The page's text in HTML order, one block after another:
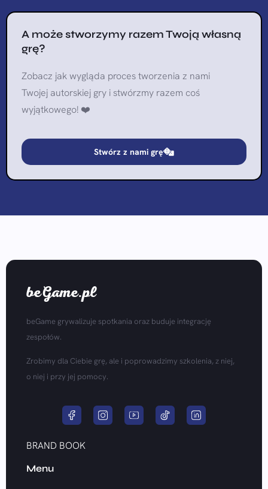
A może stworzymy razem Twoją własną
grę?
Zobacz jak wygląda proces tworzenia z nami
Twojej autorskiej gry i stwórzmy razem coś
wyjątkowego! ❤️
Stwórz z nami grę
beGame.pl
beGame grywalizuje spotkania oraz buduje integrację
zespołów.
Zrobimy dla Ciebie grę, ale i poprowadzimy szkolenia, z niej,
o niej i przy jej pomocy.
BRAND BOOK
Menu